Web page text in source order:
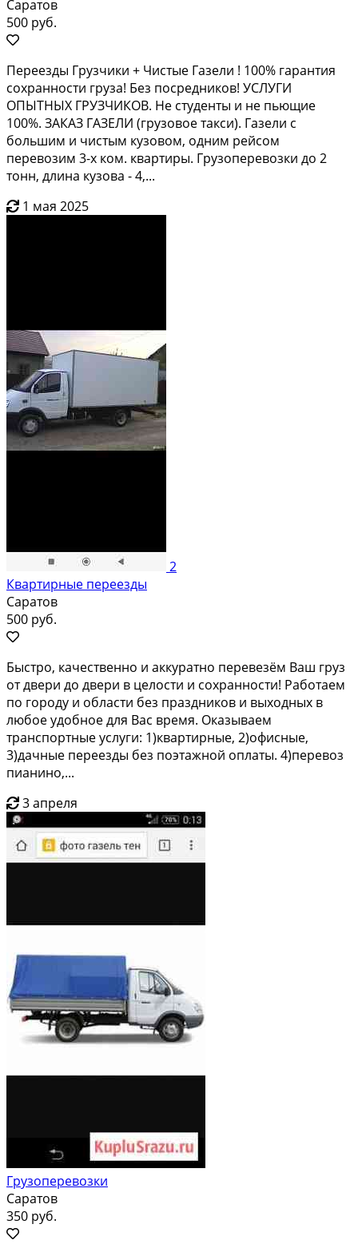
Саратов
500 руб.
Переезды Грузчики + Чистые Газели ! 100% гарантия
сохранности груза! Без посредников! УСЛУГИ
ОПЫТНЫХ ГРУЗЧИКОВ. Не студенты и не пьющие
100%. ЗАКАЗ ГАЗЕЛИ (грузовое такси). Газели с
большим и чистым кузовом, одним рейсом
перевозим 3-х ком. квартиры. Грузоперевозки до 2
тонн, длина кузова - 4,...
1 мая 2025
2
Квартирные переезды
Саратов
500 руб.
Быстро, качественно и аккуратно перевезём Ваш груз
от двери до двери в целости и сохранности! Работаем
по городу и области без праздников и выходных в
любое удобное для Вас время. Оказываем
транспортные услуги: 1)квартирные, 2)офисные,
3)дачные переезды без поэтажной оплаты. 4)перевоз
пианино,...
3 апреля
Грузоперевозки
Саратов
350 руб.